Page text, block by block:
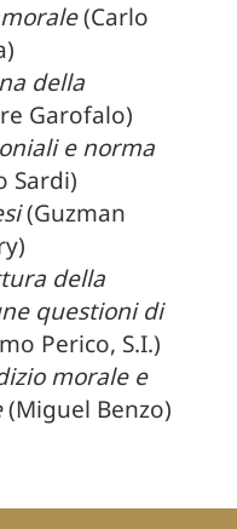
(Carlo
della
Garofalo)
e norma
Sardi)
(Guzman
della
questioni di
Perico, S.I.)
morale e
(Miguel Benzo)